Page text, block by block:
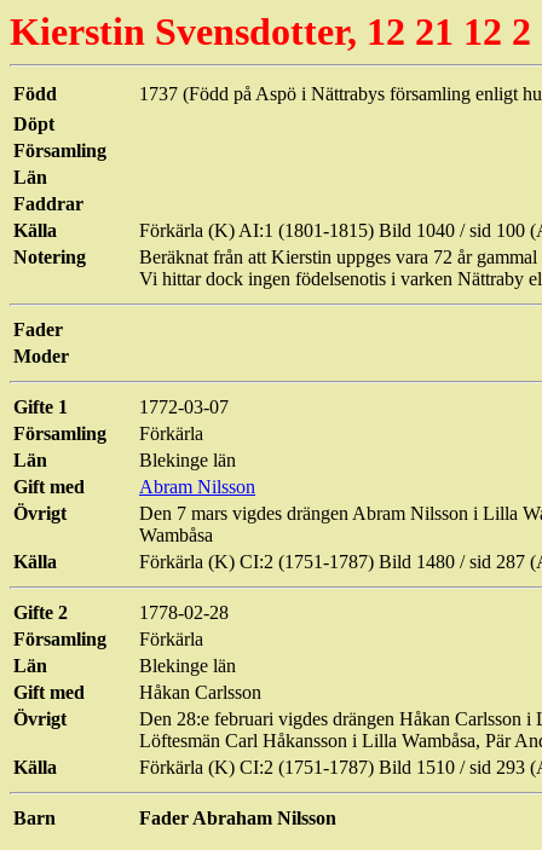
Kierstin Svensdotter, 12 21 12 2
Född
1737 (Född på Aspö i Nättrabys församling enligt
Döpt
Församling
Län
Faddrar
Källa
Förkärla (K) AI:1 (1801-1815) Bild 1040 / sid 100
Notering
Beräknat från att Kierstin uppges vara 72 år
Vi hittar dock ingen födelsenotis i varken Nättraby
Fader
Moder
Gifte 1
1772-03-07
Församling
Förkärla
Län
Blekinge län
Gift med
Abram Nilsson
Övrigt
Den 7 mars vigdes drängen Abram Nilsson i Lilla
Wambåsa
Källa
Förkärla (K) CI:2 (1751-1787) Bild 1480 / sid 287
Gifte 2
1778-02-28
Församling
Förkärla
Län
Blekinge län
Gift med
Håkan Carlsson
Övrigt
Den 28:e februari vigdes drängen Håkan Carlsson
Löftesmän Carl Håkansson i Lilla Wambåsa, Pär
Källa
Förkärla (K) CI:2 (1751-1787) Bild 1510 / sid 293
Barn Fader Abraham Nilsson